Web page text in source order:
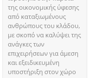
της οικονομικής ύφεσης
από καταξιωμένους
ανθρώπους του κλάδου,
με σκοπό να καλύψει της
ανάγκες των
επιχειρήσεων για άμεση
και εξειδικευμένη
υποστήριξη στον χώρο